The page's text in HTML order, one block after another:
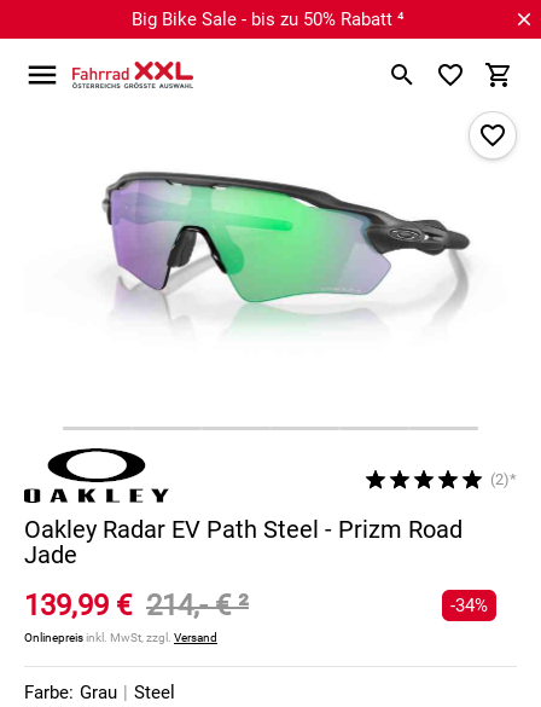
Big Bike Sale - bis zu 50% Rabatt ⁴
(2)*
Oakley Radar EV Path Steel - Prizm Road
Jade
139,99 € 214,- €²
Onlinepreisinkl. MwSt, zzgl. Versand
-34%
Farbe: Grau | Steel